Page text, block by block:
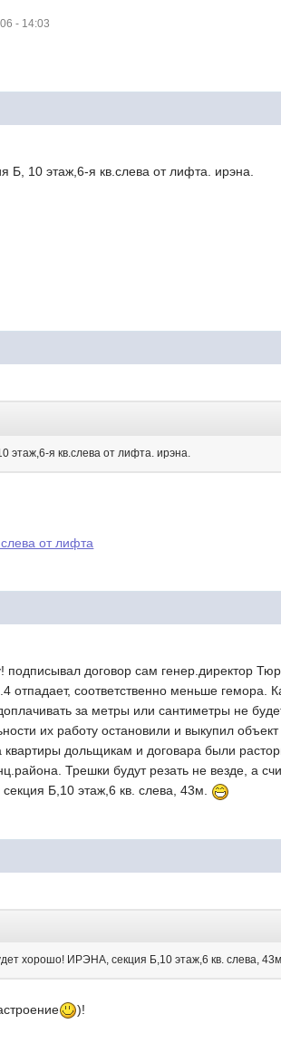
- 14:03
Б, 10 этаж,6-я кв.слева от лифта. ирэна.
этаж,6-я кв.слева от лифта. ирэна.
от лифта
подписывал договор сам генер.директор
отпадает, соответственно меньше
за метры или сантиметры не
их работу остановили и выкупил
дольщикам и договара были
Трешки будут резать не везде, а
Б,10 этаж,6 кв. слева, 43м.
хорошо! ИРЭНА, секция Б,10 этаж,6 кв. слева, 43м.
)!